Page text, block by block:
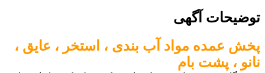
توضیحات آگهی
پخش عمده مواد آب بندی ، استخر ، عایق ،
نانو ، پشت بام